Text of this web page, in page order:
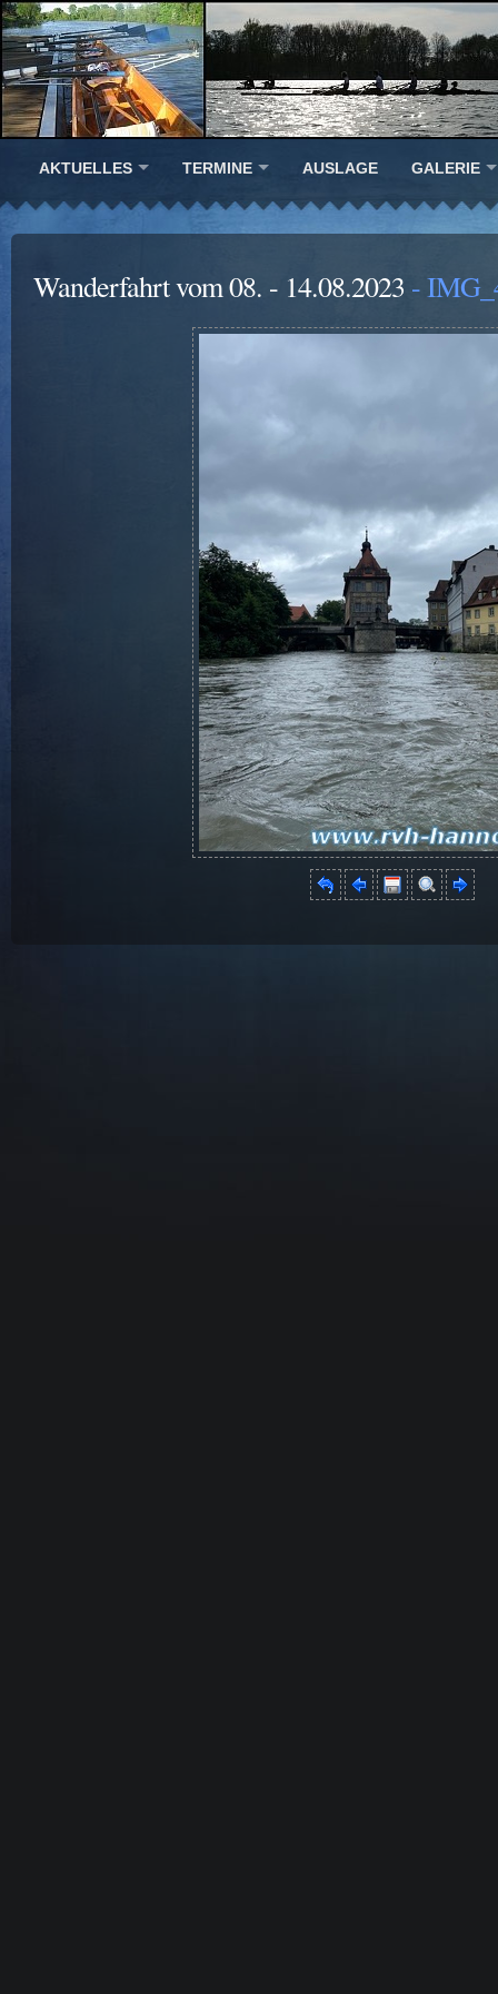
AKTUELLES TERMINE AUSLAGE GALERIE
Wanderfahrt vom 08. - 14.08.2023 -